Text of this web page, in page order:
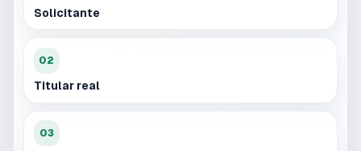
Solicitante
02
Titular real
03